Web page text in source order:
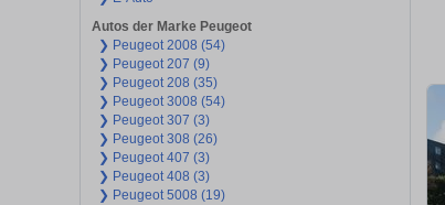
Autos der Marke Peugeot
❯ Peugeot 2008 (54)
❯ Peugeot 207 (9)
❯ Peugeot 208 (35)
❯ Peugeot 3008 (54)
❯ Peugeot 307 (3)
❯ Peugeot 308 (26)
❯ Peugeot 407 (3)
❯ Peugeot 408 (3)
❯ Peugeot 5008 (19)